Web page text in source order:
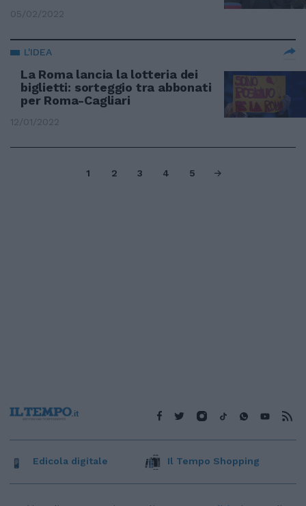
05/02/2022
L'IDEA
La Roma lancia la lotteria dei
biglietti: sorteggio tra abbonati
per Roma-Cagliari
12/01/2022
1 2 3 4 5
Edicola digitale Il Tempo Shopping